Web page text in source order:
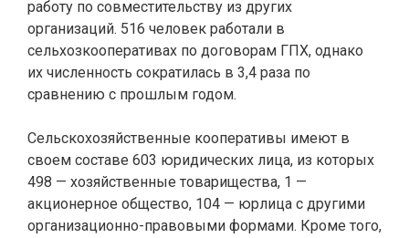
работу по совместительству из других
организаций. 516 человек работали в
сельхозкооперативах по договорам ГПХ, однако
их численность сократилась в 3,4 раза по
сравнению с прошлым годом.
Сельскохозяйственные кооперативы имеют в
своем составе 603 юридических лица, из которых
498 — хозяйственные товарищества, 1 —
акционерное общество, 104 — юрлица с другими
организационно-правовыми формами. Кроме того,